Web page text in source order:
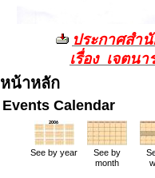
ประกาศสำ
เรื่อง เจตน
หน้าหลัก
Events Calendar
See by year
See by
month